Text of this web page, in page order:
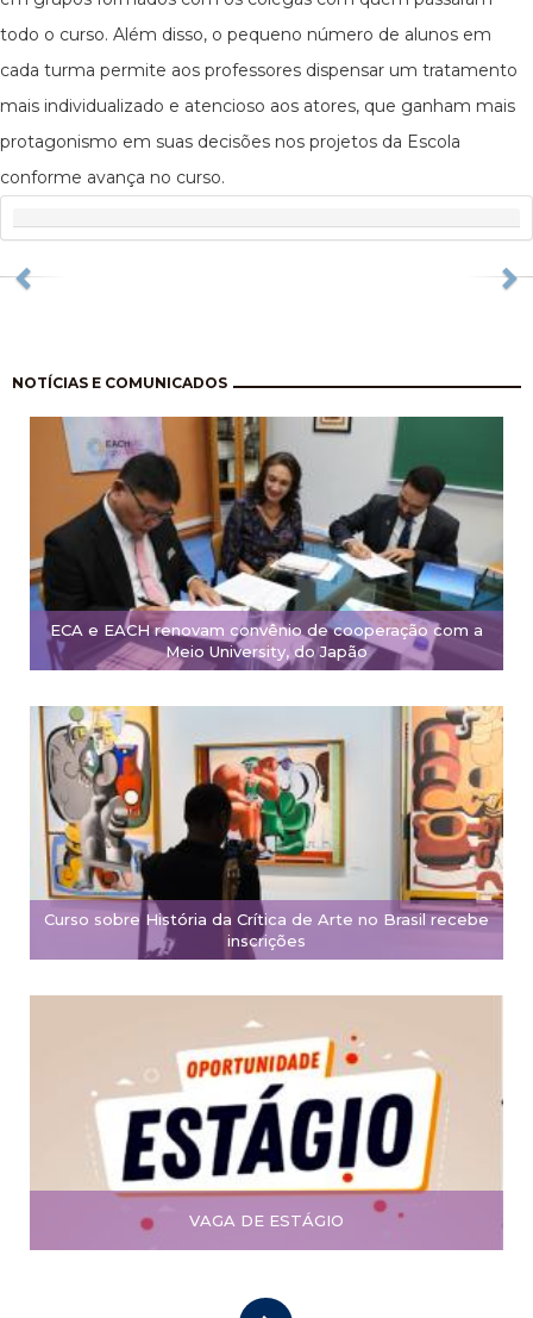
todo o curso. Além disso, o pequeno número de alunos em
cada turma permite aos professores dispensar um tratamento
mais individualizado e atencioso aos atores, que ganham mais
protagonismo em suas decisões nos projetos da Escola
conforme avança no curso.
Previous
NOTÍCIAS E COMUNICADOS
ECA e EACH renovam convênio de cooperação com a
Meio University, do Japão
Curso sobre História da Crítica de Arte no Brasil recebe
inscrições
VAGA DE ESTÁGIO
Pagination